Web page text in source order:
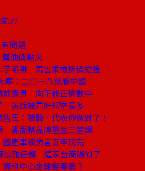
力
問題
油價點火
字陷阱 馬雲乘機折價搶進
摩：二○一八就看中國
前還貴 向下修正倒數中
英鎊被看好短空長多
王：被酸，代表你做對了！
黑面蔡品牌重生三堂課
產車被預言五年玩完
最難任務 這家台商辦到了
料中心金雞變毒藥？